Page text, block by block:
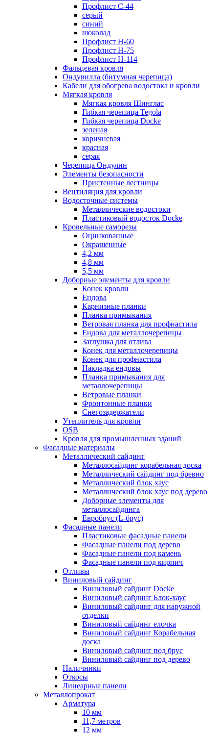
Профлист С-44
серый
синий
шоколад
Профлист Н-60
Профлист Н-75
Профлист H-114
Фальцевая кровля
Ондувилла (битумная черепица)
Кабели для обогрева водостока и кровли
Мягкая кровля
Мягкая кровля Шинглас
Гибкая черепица Tegola
Гибкая черепица Docke
зеленая
коричневая
красная
серая
Черепица Ондулин
Элементы безопасности
Пристенные лестницы
Вентиляция для кровли
Водосточные системы
Металлические водостоки
Пластиковый водосток Docke
Кровельные саморезы
Оцинкованные
Окрашенные
4,2 мм
4,8 мм
5,5 мм
Доборные элементы для кровли
Конек кровли
Ендова
Карнизные планки
Планка примыкания
Ветровая планка для профнастила
Ендова для металлочерепицы
Заглушка для отлива
Конек для металлочерепицы
Конек для профнастила
Накладка ендовы
Планка примыкания для
металлочерепицы
Ветровые планки
Фронтонные планки
Снегозадержатели
Утеплитель для кровли
OSB
Кровля для промышленных зданий
Фасадные материалы
Металлический сайдинг
Металлосайдинг корабельная доска
Металлический сайдинг под бревно
Металлический блок хаус
Металлический блок хаус под дерево
Доборные элементы для
металлосайдинга
Евробрус (L-брус)
Фасадные панели
Пластиковые фасадные панели
Фасадные панели под дерево
Фасадные панели под камень
Фасадные панели под кирпич
Отливы
Виниловый сайдинг
Виниловый сайдинг Docke
Виниловый сайдинг Блок-хаус
Виниловый сайдинг для наружной
отделки
Виниловый сайдинг елочка
Виниловый сайдинг Корабельная
доска
Виниловый сайдинг под брус
Виниловый сайдинг под дерево
Наличники
Откосы
Линеарные панели
Металлопрокат
Арматура
10 мм
11,7 метров
12 мм